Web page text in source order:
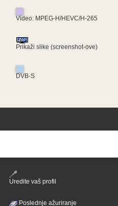
Video: MPEG-H/HEVC/H-265
Prikaži slike (screenshot-ove)
DVB-S
Uredite vaš profil
Poslednje ažuriranje